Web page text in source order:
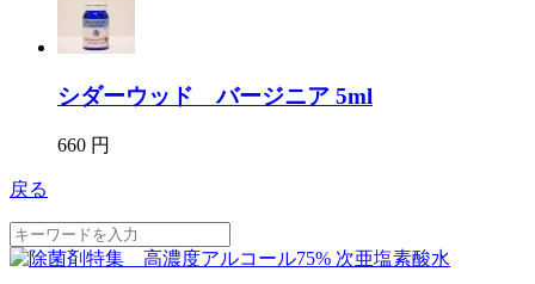
シダーウッド バージニア 5ml
660 円
戻る